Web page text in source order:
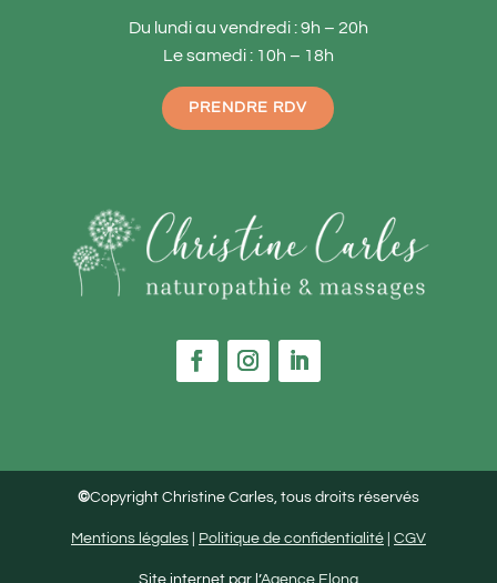
Du lundi au vendredi : 9h – 20h
Le samedi : 10h – 18h
PRENDRE RDV
©Copyright Christine Carles, tous droits réservés
Mentions légales Politique de confidentialité CGV